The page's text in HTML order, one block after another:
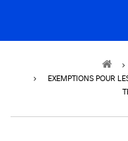
EXEMPTIONS POUR